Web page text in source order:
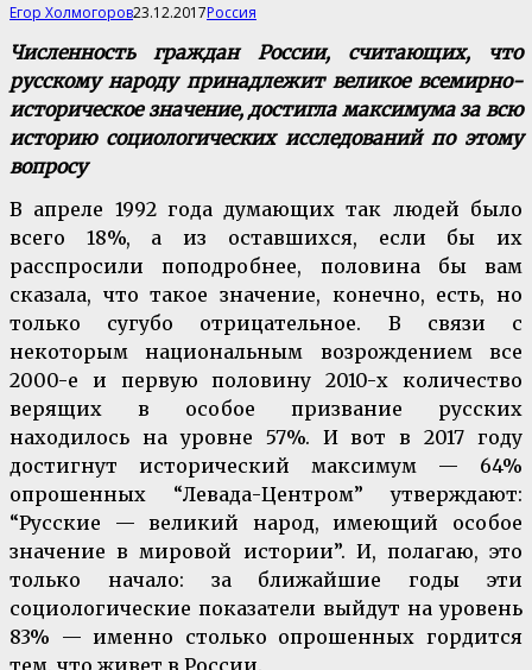
Егор Холмогоров23.12.2017Россия
Численность граждан России, считающих, что
русскому народу принадлежит великое всемирно-
историческое значение, достигла максимума за всю
историю социологических исследований по этому
вопросу
В апреле 1992 года думающих так людей было
всего 18%, а из оставшихся, если бы их
расспросили поподробнее, половина бы вам
сказала, что такое значение, конечно, есть, но
только сугубо отрицательное. В связи с
некоторым национальным возрождением все
2000-е и первую половину 2010-х количество
верящих в особое призвание русских
находилось на уровне 57%. И вот в 2017 году
достигнут исторический максимум — 64%
опрошенных “Левада-Центром” утверждают:
“Русские — великий народ, имеющий особое
значение в мировой истории”. И, полагаю, это
только начало: за ближайшие годы эти
социологические показатели выйдут на уровень
83% — именно столько опрошенных гордится
тем, что живет в России.